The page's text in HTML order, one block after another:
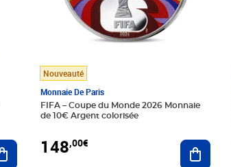
Ajouter au panier
Nouveauté
Monnaie De Paris
FIFA – Coupe du Monde 2026 Monnaie
de 10€ Argent colorisée
148,00€